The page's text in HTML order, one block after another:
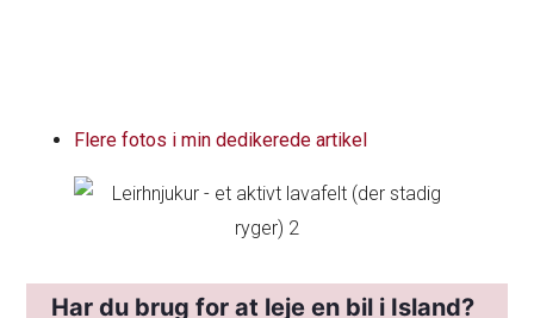
Flere fotos i min dedikerede artikel
Har du brug for at leje en bil i Island?